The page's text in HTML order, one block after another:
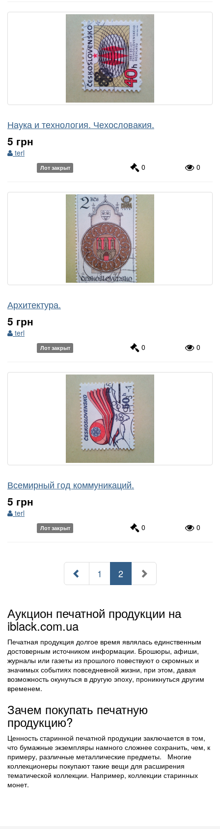
Наука и технология. Чехословакия.
5 грн
terl
Лот закрыт 0 0
Архитектура.
5 грн
terl
Лот закрыт 0 0
Всемирный год коммуникаций.
5 грн
terl
Лот закрыт 0 0
1 2(текущий
)
Аукцион печатной продукции на
iblack.com.ua
Печатная продукция долгое время являлась единственным
достоверным источником информации. Брошюры, афиши,
журналы или газеты из прошлого повествуют о скромных и
значимых событиях повседневной жизни, при этом, давая
возможность окунуться в другую эпоху, проникнуться другим
временем.
Зачем покупать печатную
продукцию?
Ценность старинной печатной продукции заключается в том,
что бумажные экземпляры намного сложнее сохранить, чем, к
примеру, различные металлические предметы. Многие
коллекционеры покупают такие вещи для расширения
тематической коллекции. Например, коллекции старинных
монет.